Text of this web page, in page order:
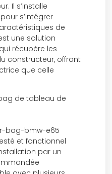
Il s’installe
s’intégrer
de
une solution
récupère les
constructeur, offrant
que celle
de tableau de
bag-bmw-e65
et fonctionnel
par un